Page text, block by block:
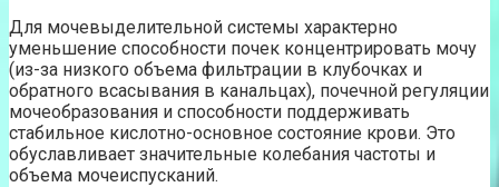
Для мочевыделительной системы характерно
уменьшение способности почек концентрировать мочу
(из-за низкого объема фильтрации в клубочках и
обратного всасывания в канальцах), почечной регуляции
мочеобразования и способности поддерживать
стабильное кислотно-основное состояние крови. Это
обуславливает значительные колебания частоты и
объема мочеиспусканий.